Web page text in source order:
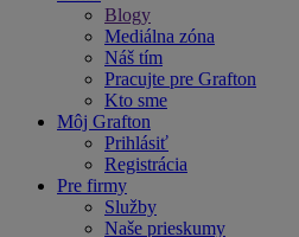
Blogy
Mediálna zóna
Náš tím
Pracujte pre Grafton
Kto sme
Môj Grafton
Prihlásiť
Registrácia
Pre firmy
Služby
Naše prieskumy